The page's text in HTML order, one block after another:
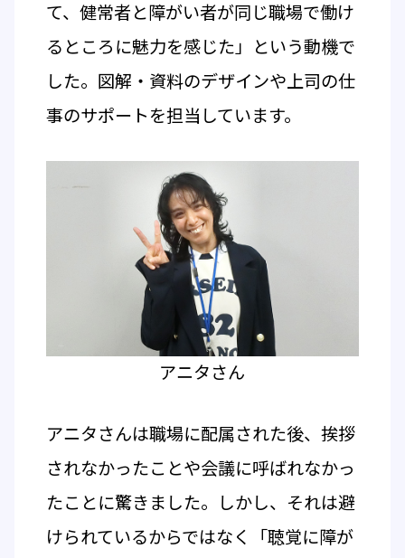
て、健常者と障がい者が同じ職場で働け
るところに魅力を感じた」という動機で
した。図解・資料のデザインや上司の仕
事のサポートを担当しています。
アニタさん
アニタさんは職場に配属された後、挨拶
されなかったことや会議に呼ばれなかっ
たことに驚きました。しかし、それは避
けられているからではなく「聴覚に障が